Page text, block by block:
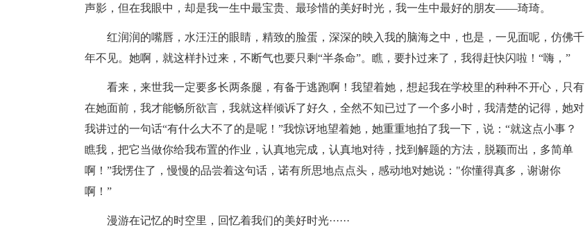
声影，但在我眼中，却是我一生中最宝贵、最珍惜的美好时光，我一生中最好的朋友——琦琦。
红润润的嘴唇，水汪汪的眼睛，精致的脸蛋，深深的映入我的脑海之中，也是，一见面呢，仿佛千
年不见。她啊，就这样扑过来，不断气也要只剩“半条命”。瞧，要扑过来了，我得赶快闪啦！“嗨，”
看来，来世我一定要多长两条腿，有备于逃跑啊！我望着她，想起我在学校里的种种不开心，只有
在她面前，我才能畅所欲言，我就这样倾诉了好久，全然不知已过了一个多小时，我清楚的记得，她对
我讲过的一句话“有什么大不了的是呢！”我惊讶地望着她，她重重地拍了我一下，说：“就这点小事？
瞧我，把它当做你给我布置的作业，认真地完成，认真地对待，找到解题的方法，脱颖而出，多简单
啊！”我愣住了，慢慢的品尝着这句话，诺有所思地点点头，感动地对她说："你懂得真多，谢谢你
啊！”
漫游在记忆的时空里，回忆着我们的美好时光······